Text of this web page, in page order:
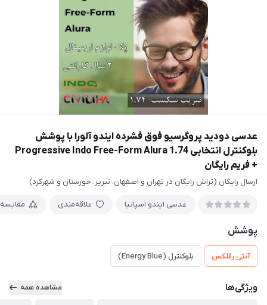
عدسی دودید پروگرسیو فوق فشرده ایندو آلورا با پوشش
بلوکنترل انتخابی 1.74 Progressive Indo Free-Form Alura
+ فريم رايگان
ارسال رایگان (تراش رایگان در تهران و اصفهان، تبریز، خوزستان و شهرکرد)
عدسی ایندو اسپانیا علاقه‌مندی مقایسه
پوشش
آنتی رفلکس بلوکنترل (Energy Blue)
ویژگی‌ها مشاهده همه